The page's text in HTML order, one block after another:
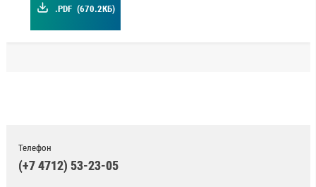
.PDF (670.2КБ)
Телефон
(+7 4712) 53-23-05